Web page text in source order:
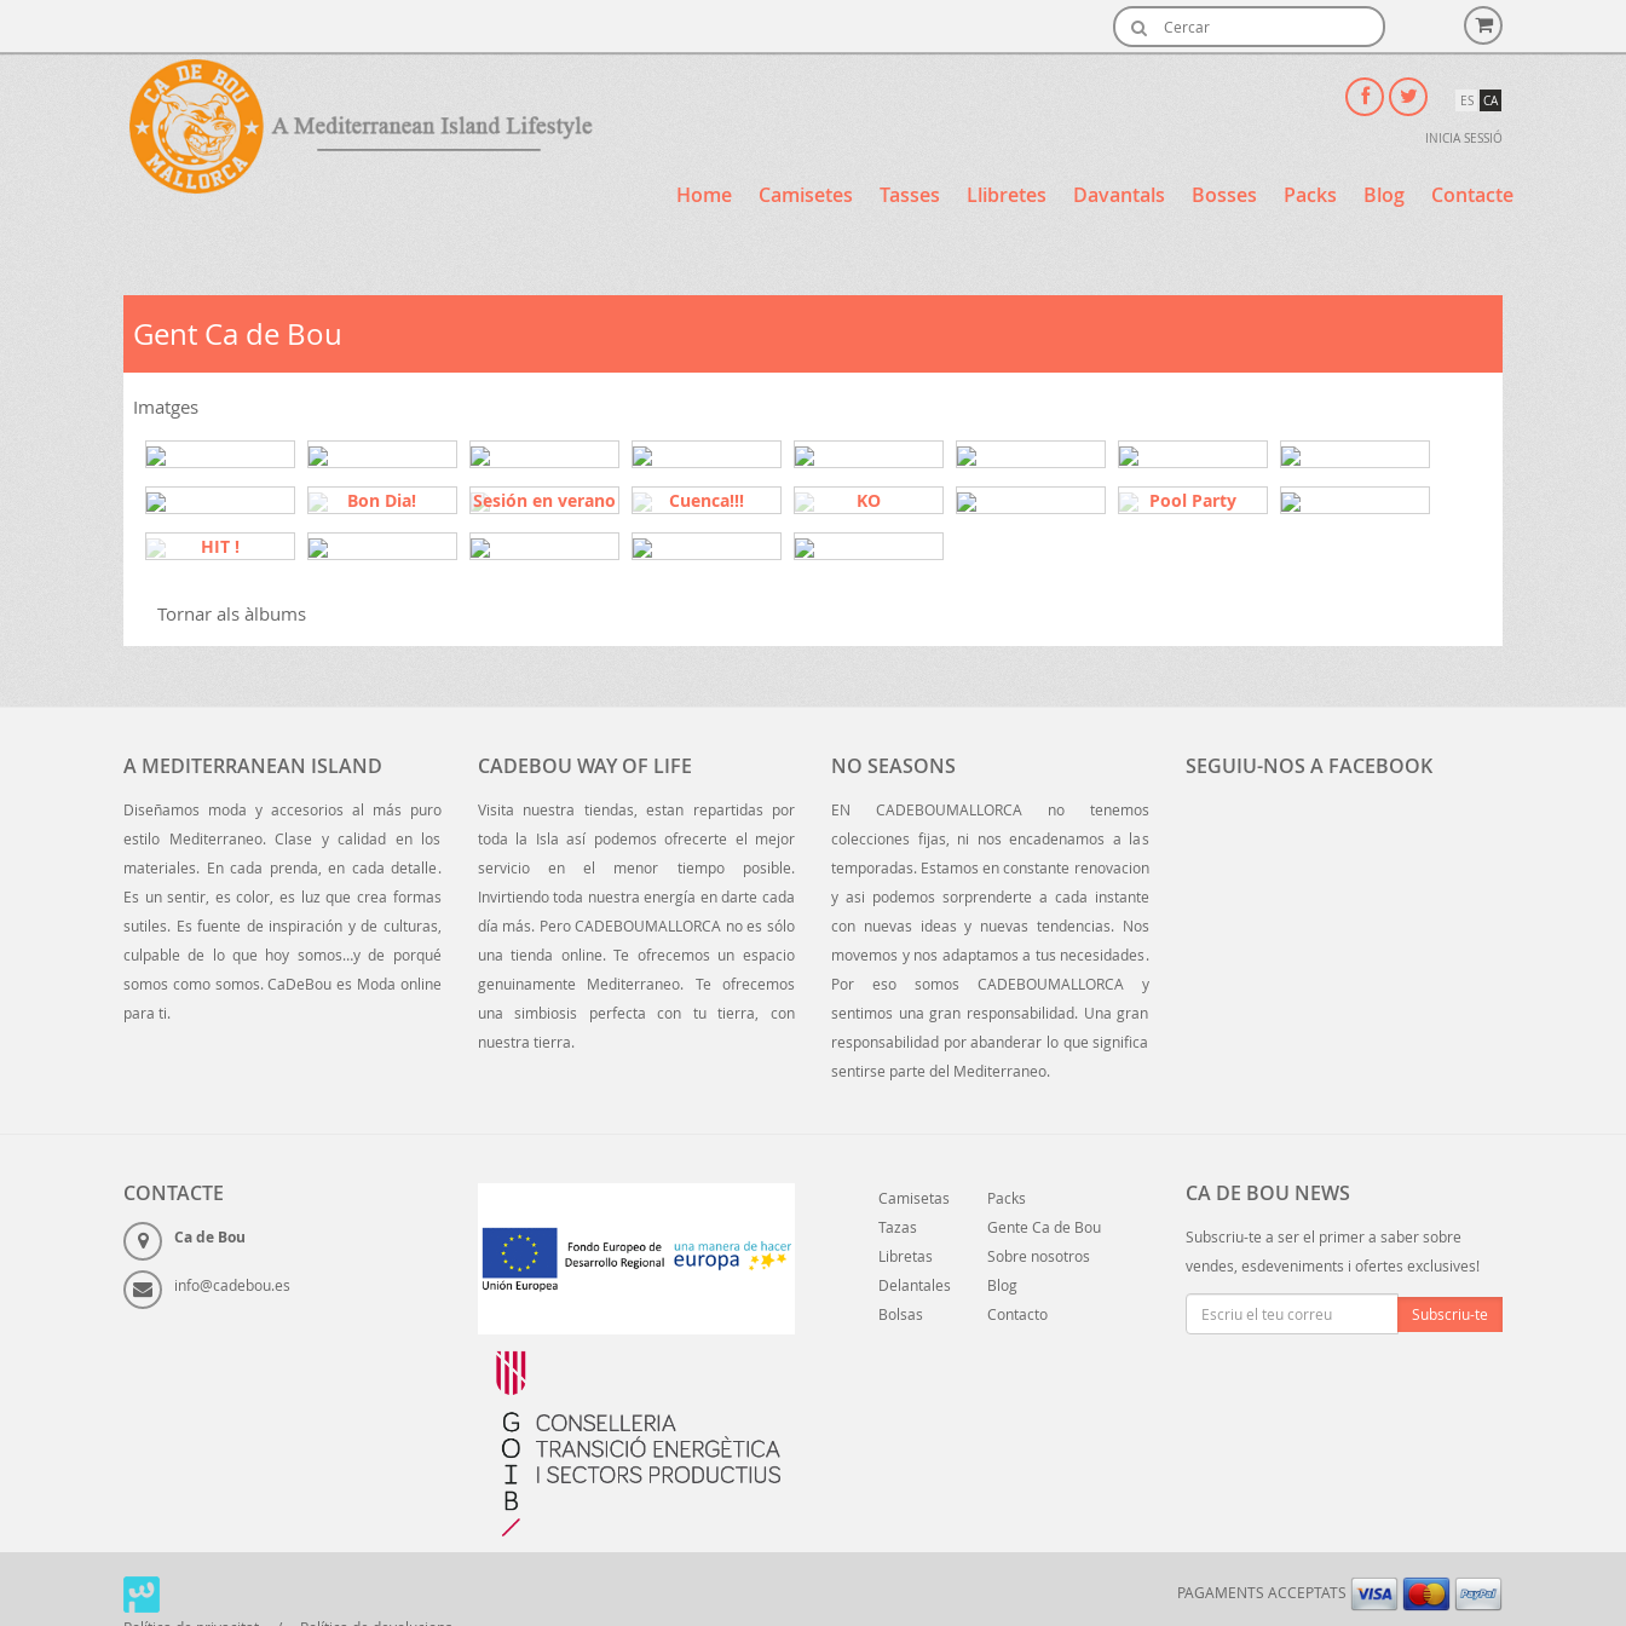
ES CA
INICIA SESSIÓ
Home Camisetes Tasses Llibretes Davantals Bosses Packs Blog Contacte
Gent Ca de Bou
Imatges
Bon Dia! Sesión en verano Cuenca!!! KO
Pool Party
HIT !
Tornar als àlbums
A MEDITERRANEAN ISLAND
Diseñamos moda y accesorios al más puro
estilo Mediterraneo. Clase y calidad en los
materiales. En cada prenda, en cada detalle.
Es un sentir, es color, es luz que crea formas
sutiles. Es fuente de inspiración y de culturas,
culpable de lo que hoy somos…y de porqué
somos como somos. CaDeBou es Moda online
para ti.
CADEBOU WAY OF LIFE
Visita nuestra tiendas, estan repartidas por
toda la Isla así podemos ofrecerte el mejor
servicio en el menor tiempo posible.
Invirtiendo toda nuestra energía en darte cada
día más. Pero CADEBOUMALLORCA no es sólo
una tienda online. Te ofrecemos un espacio
genuinamente Mediterraneo. Te ofrecemos
una simbiosis perfecta con tu tierra, con
nuestra tierra.
NO SEASONS
EN CADEBOUMALLORCA no tenemos
colecciones fijas, ni nos encadenamos a las
temporadas. Estamos en constante renovacion
y asi podemos sorprenderte a cada instante
con nuevas ideas y nuevas tendencias. Nos
movemos y nos adaptamos a tus necesidades.
Por eso somos CADEBOUMALLORCA y
sentimos una gran responsabilidad. Una gran
responsabilidad por abanderar lo que significa
sentirse parte del Mediterraneo.
SEGUIU-NOS A FACEBOOK
CONTACTE
Ca de Bou
info@cadebou.es
Camisetas
Tazas
Libretas
Delantales
Bolsas
Packs
Gente Ca de Bou
Sobre nosotros
Blog
Contacto
CA DE BOU NEWS
Subscriu-te a ser el primer a saber sobre
vendes, esdeveniments i ofertes exclusives!
PAGAMENTS ACCEPTATS